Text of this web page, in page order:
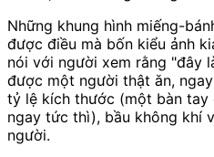
Những khung hình miếng-
được điều mà bốn kiểu ảnh
nói với người xem rằng "đây
được một người thật ăn,
tỷ lệ kích thước (một bàn tay
ngay tức thì), bầu không khí
người.